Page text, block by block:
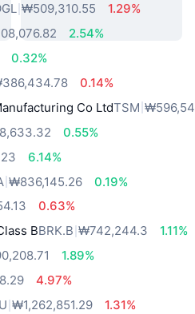
₩509,310.55
1.29%
2.54%
0.32%
0.14%
Co LtdTSM
0.55%
6.14%
₩836,145.26
0.19%
0.63%
BBRK.B ₩742,244.3
1.11%
1.89%
4.97%
₩1,262,851.29
1.31%